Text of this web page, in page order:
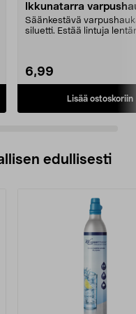
Ikkunatarra
Säänkestävä
siluetti. Estää lintuja
6,99
Lisää ostoskoriin
edullisesti